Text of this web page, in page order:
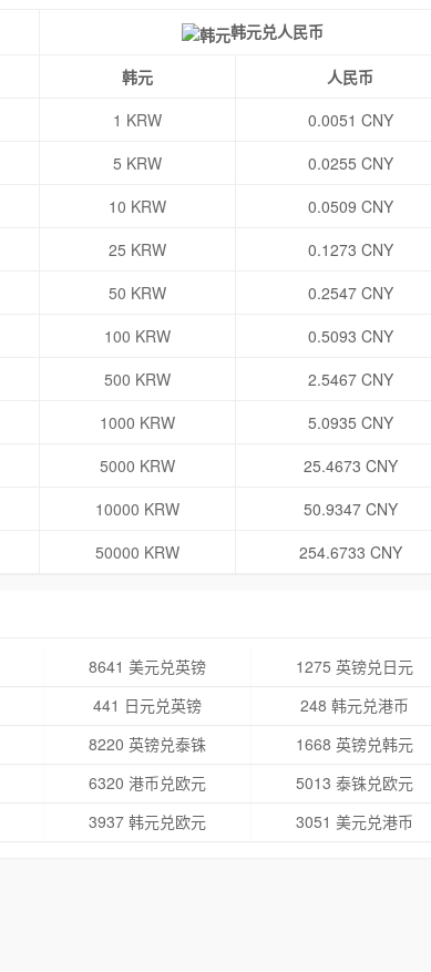
韩元兑人民币
韩元
人民币
1 KRW
0.0051 CNY
5 KRW
0.0255 CNY
10 KRW
0.0509 CNY
25 KRW
0.1273 CNY
50 KRW
0.2547 CNY
100 KRW
0.5093 CNY
500 KRW
2.5467 CNY
1000 KRW
5.0935 CNY
5000 KRW
25.4673 CNY
10000 KRW
50.9347 CNY
50000 KRW 254.6733 CNY
8641 美元兑英镑
1275 英镑兑日元
441 日元兑英镑
248 韩元兑港币
8220 英镑兑泰铢
1668 英镑兑韩元
6320 港币兑欧元
5013 泰铢兑欧元
3937 韩元兑欧元 3051 美元兑港币